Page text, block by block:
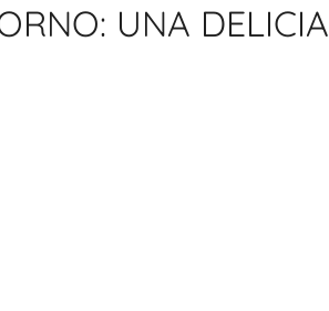
UNA DELICIA